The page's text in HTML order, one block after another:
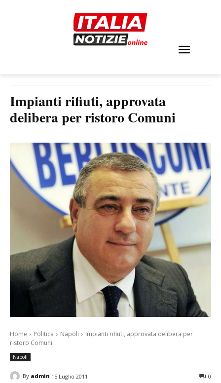
Impianti rifiuti, approvata
delibera per ristoro Comuni
Home Politica Napoli
Impianti rifiuti, approvata delibera per
ristoro Comuni
Napoli
By admin 15 Luglio 2011 0